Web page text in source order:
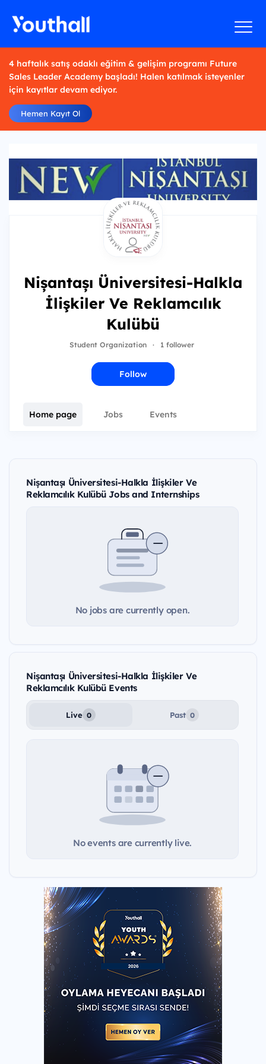
4 haftalık satış odaklı eğitim & gelişim programı Future
Sales Leader Academy başladı! Halen katılmak isteyenler
için kayıtlar devam ediyor.
Hemen Kayıt Ol
Nișantașı Üniversitesi-Halkla
İlişkiler Ve Reklamcılık
Kulübü
Student Organization · 1 follower
Follow
Home page Jobs Events
Nișantașı Üniversitesi-Halkla İlişkiler Ve
Reklamcılık Kulübü Jobs and Internships
No jobs are currently open.
Nișantașı Üniversitesi-Halkla İlişkiler Ve
Reklamcılık Kulübü Events
Live 0 Past 0
No events are currently live.